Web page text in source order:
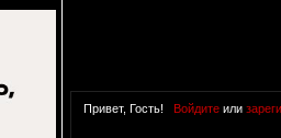
Привет, Гость! Войдитеили